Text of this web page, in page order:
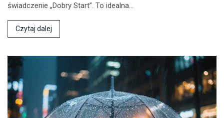
świadczenie „Dobry Start”. To idealna…
Czytaj dalej